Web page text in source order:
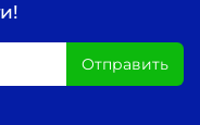
Отправить